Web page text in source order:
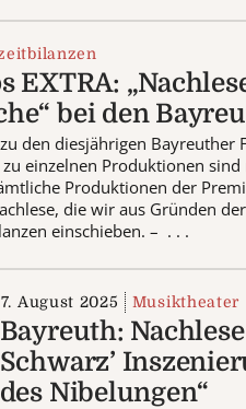
EXTRA:
bei den
den diesjährigen Bayreuther
einzelnen Produktionen
Produktionen der
die wir aus Gründen
einschieben. – . . .
7. August 2025 Musiktheater
Bayreuth:
Schwarz’
des Nibelungen“